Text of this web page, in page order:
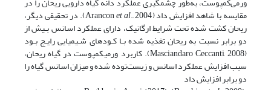
مقایسه با شاهد افزایش داد (Arancon et al ., 2004). در ﺗﺤﻘﯿﻘﯽ دیگر،
ریحان ﮐﺸﺖ ﺷﺪه ﺗﺤﺖ ﺷﺮاﯾﻂ ارﮔﺎﻧﯿﮏ، دارای ﻋﻤﻠﮑﺮد اﺳﺎﻧﺲ ﺑـﯿﺶ از
دو ﺑﺮاﺑﺮ ﻧﺴﺒﺖ ﺑﻪ رﯾﺤﺎن ﺗﻐﺬﯾﻪ ﺷﺪه ﺑـﺎ ﮐـﻮدهای ﺷـﯿﻤﯿﺎﯾﯽ راﯾـﺞ ﺑـﻮد
(Masciandaro Ceccanti, 2008). کاربرد ورمی­کمپوست در گیاه ریحان،
سبب افزایش عملکرد اسانس و زیست‌توده شده و میزان اسانس گیاه را
دو برابر افزایش داد